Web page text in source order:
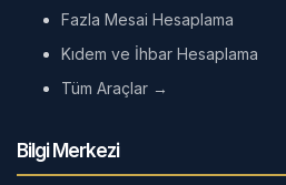
Fazla Mesai Hesaplama
Kıdem ve İhbar Hesaplama
Tüm Araçlar →
Bilgi Merkezi